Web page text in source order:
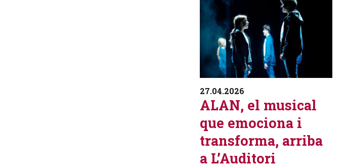
27.04.2026
ALAN, el musical
que emociona i
transforma, arriba
a L’Auditori